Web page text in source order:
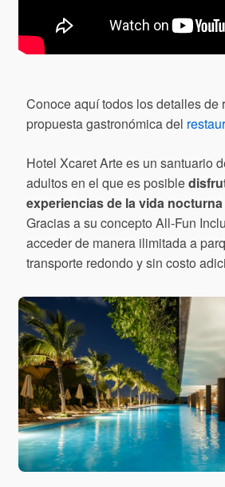
Conoce aquí todos los detalles de
propuesta gastronómica del
Hotel Xcaret Arte es un santuario
adultos en el que es posible
experiencias de la vida
Gracias a su concepto All-Fun
acceder de manera ilimitada a
transporte redondo y sin costo